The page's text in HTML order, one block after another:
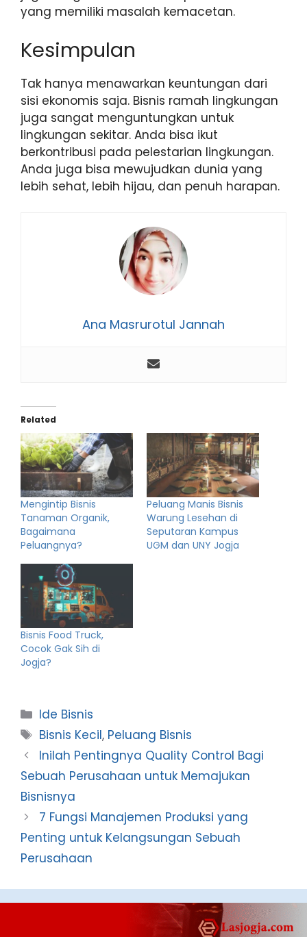
yang memiliki masalah kemacetan.
Kesimpulan
Tak hanya menawarkan keuntungan dari
sisi ekonomis saja. Bisnis ramah lingkungan
juga sangat menguntungkan untuk
lingkungan sekitar. Anda bisa ikut
berkontribusi pada pelestarian lingkungan.
Anda juga bisa mewujudkan dunia yang
lebih sehat, lebih hijau, dan penuh harapan.
Ana Masrurotul Jannah
Related
Mengintip Bisnis
Tanaman Organik,
Bagaimana
Peluangnya?
Peluang Manis Bisnis
Warung Lesehan di
Seputaran Kampus
UGM dan UNY Jogja
Bisnis Food Truck,
Cocok Gak Sih di
Jogja?
Categories
Ide Bisnis
Tags
Bisnis Kecil, Peluang Bisnis
Inilah Pentingnya Quality Control Bagi
Sebuah Perusahaan untuk Memajukan
Bisnisnya
7 Fungsi Manajemen Produksi yang
Penting untuk Kelangsungan Sebuah
Perusahaan